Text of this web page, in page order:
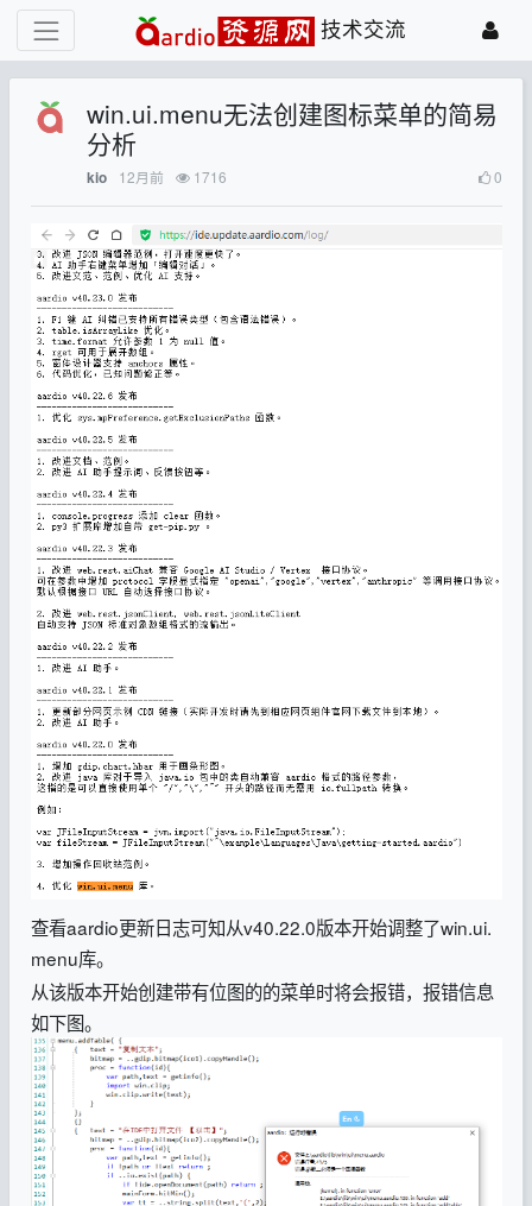
技术交流
win.ui.menu无法创建图标菜单的简易
分析
kio 12月前 1716 0
查看aardio更新日志可知从v40.22.0版本开始调整了win.ui.
menu库。
从该版本开始创建带有位图的的菜单时将会报错，报错信息
如下图。